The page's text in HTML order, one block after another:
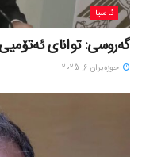
ئاسیا
گەروسی: توانای ئەتۆمیی
حوزه‌یران 6, 2025